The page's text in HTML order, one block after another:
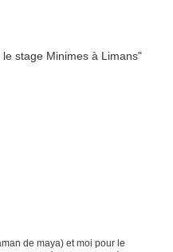
de maya) et moi pour le